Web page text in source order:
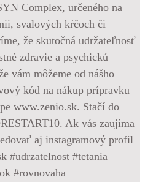
Complex, určeného na
svalových kŕčoch či
že skutočná udržateľnosť
zdravie a psychickú
vám môžeme od nášho
kód na nákup prípravku
www.zenio.sk. Stačí do
Ak vás zaujíma
aj instagramový profil
#udrzatelnost #tetania
#rovnovaha